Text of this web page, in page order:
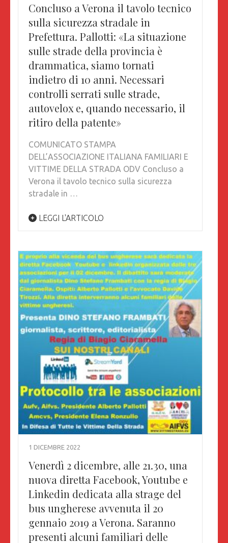
Concluso a Verona il tavolo tecnico
sulla sicurezza stradale in
Prefettura. Pallotti: «La situazione
sulle strade della provincia è
drammatica, siamo tornati
indietro di 10 anni. Necessari
controlli serrati sulle strade,
autovelox e, quando necessario, il
ritiro della patente»
COMUNICATO STAMPA
DELL’ASSOCIAZIONE ITALIANA FAMILIARI E
VITTIME DELLA STRADA ODV Concluso a
Verona il tavolo tecnico sulla sicurezza
stradale in …
LEGGI L'ARTICOLO
1 DICEMBRE 2022
Venerdì 2 dicembre, alle 21.30, una
nuova diretta Facebook, Youtube e
Linkedin dedicata alla strage del
bus ungherese avvenuta il 20
gennaio 2019 a Verona. Saranno
presenti alcuni familiari delle